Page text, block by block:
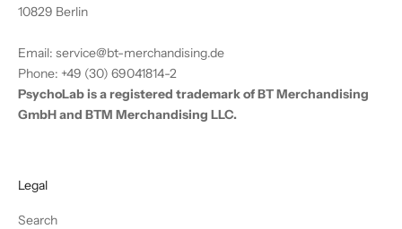
10829 Berlin
Email: service@bt-merchandising.de
Phone: +49 (30) 69041814-2
PsychoLab is a registered trademark of BT Merchandising
GmbH and BTM Merchandising LLC.
Legal
Search